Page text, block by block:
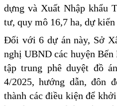
dựng và Xuất Nhập khẩu
tư, quy mô 16,7 ha, dự kiến
Đối với 6 dự án này, Sở
nghị UBND các huyện
tập trung phê duyệt đồ
4/2025, hướng dẫn, đôn
thành các điều kiện để